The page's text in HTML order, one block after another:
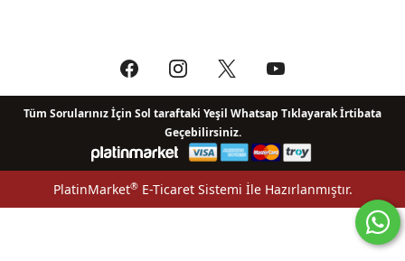
Tüm Sorularınız İçin Sol taraftaki Yeşil Whatsap Tıklayarak İrtibata
Geçebilirsiniz.
PlatinMarket®E-Ticaret Sistemi İle Hazırlanmıştır.